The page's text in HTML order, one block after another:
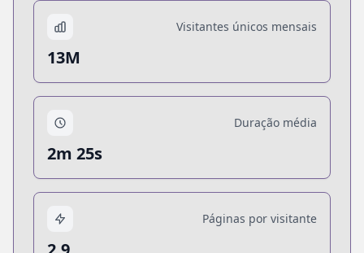
Visitantes únicos mensais
13M
Duração média
2m 25s
Páginas por visitante